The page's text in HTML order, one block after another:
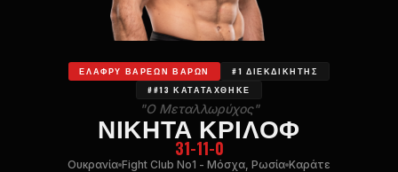
ΕΛΑΦΡΎ ΒΑΡΈΩΝ ΒΑΡΏΝ
#1 ΔΙΕΚΔΙΚΗΤΉΣ
##13 ΚΑΤΑΤΆΧΘΗΚΕ
"Ο Μεταλλωρύχος"
ΝΙΚΉΤΑ ΚΡΊΛΟΦ
31-11-0
Ουκρανία Fight Club No1 - Μόσχα, Ρωσία Καράτε